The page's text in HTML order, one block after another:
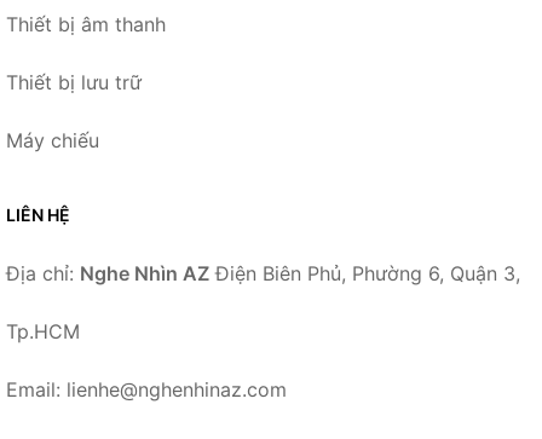
Thiết bị âm thanh
Thiết bị lưu trữ
Máy chiếu
LIÊN HỆ
Địa chỉ: Nghe Nhìn AZ Điện Biên Phủ, Phường 6, Quận 3,
Tp.HCM
Email: lienhe@nghenhinaz.com